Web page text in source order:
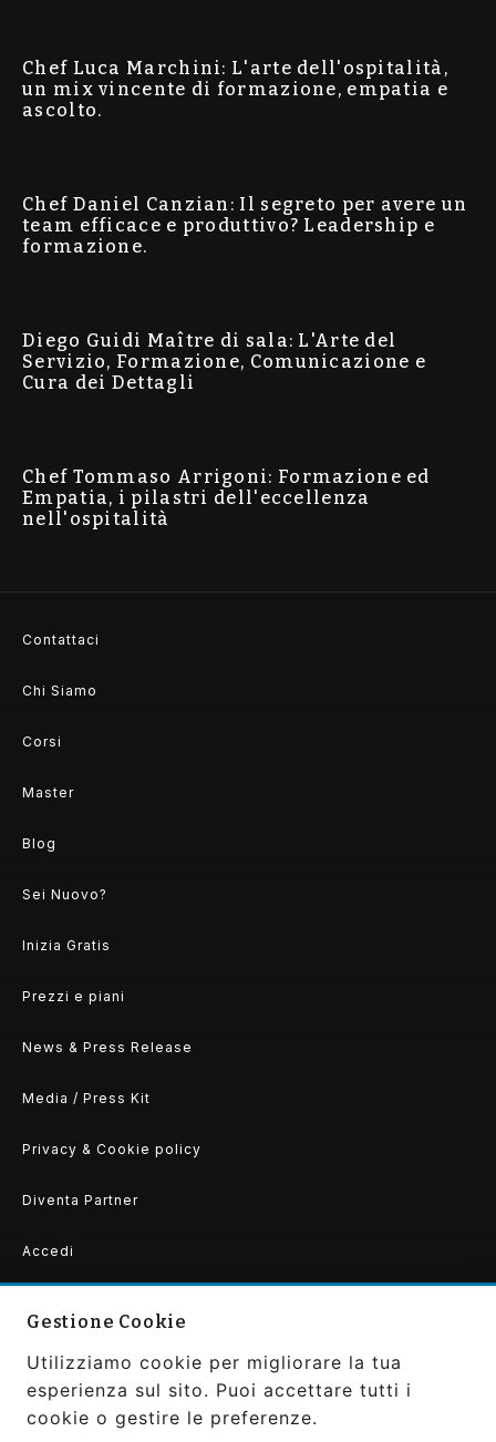
Chef Luca Marchini: L'arte dell'ospitalità,
un mix vincente di formazione, empatia e
ascolto.
Chef Daniel Canzian: Il segreto per avere un
team efficace e produttivo? Leadership e
formazione.
Diego Guidi Maître di sala: L'Arte del
Servizio, Formazione, Comunicazione e
Cura dei Dettagli
Chef Tommaso Arrigoni: Formazione ed
Empatia, i pilastri dell'eccellenza
nell'ospitalità
Contattaci
Chi Siamo
Corsi
Master
Blog
Sei Nuovo?
Inizia Gratis
Prezzi e piani
News & Press Release
Media / Press Kit
Privacy & Cookie policy
Diventa Partner
Accedi
Copyright ©2026 Convivier by Gaudibilia srls PIVA:
IT0207370663
All Rights Reserved | Powered and Designed by
Gaudibilia |Privacy Policy
Gestione Cookie
Utilizziamo cookie per migliorare la tua
esperienza sul sito. Puoi accettare tutti i
cookie o gestire le preferenze.